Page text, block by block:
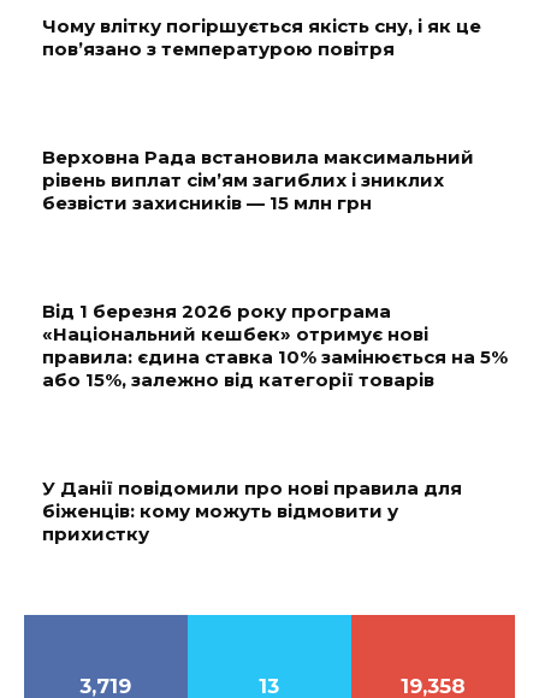
Чому влітку погіршується якість сну, і як це
пов’язано з температурою повітря
Верховна Рада встановила максимальний
рівень виплат сім’ям загиблих і зниклих
безвісти захисників — 15 млн грн
Від 1 березня 2026 року програма
«Національний кешбек» отримує нові
правила: єдина ставка 10% замінюється на 5%
або 15%, залежно від категорії товарів
У Данії повідомили про нові правила для
біженців: кому можуть відмовити у
прихистку
3,719 13 19,358